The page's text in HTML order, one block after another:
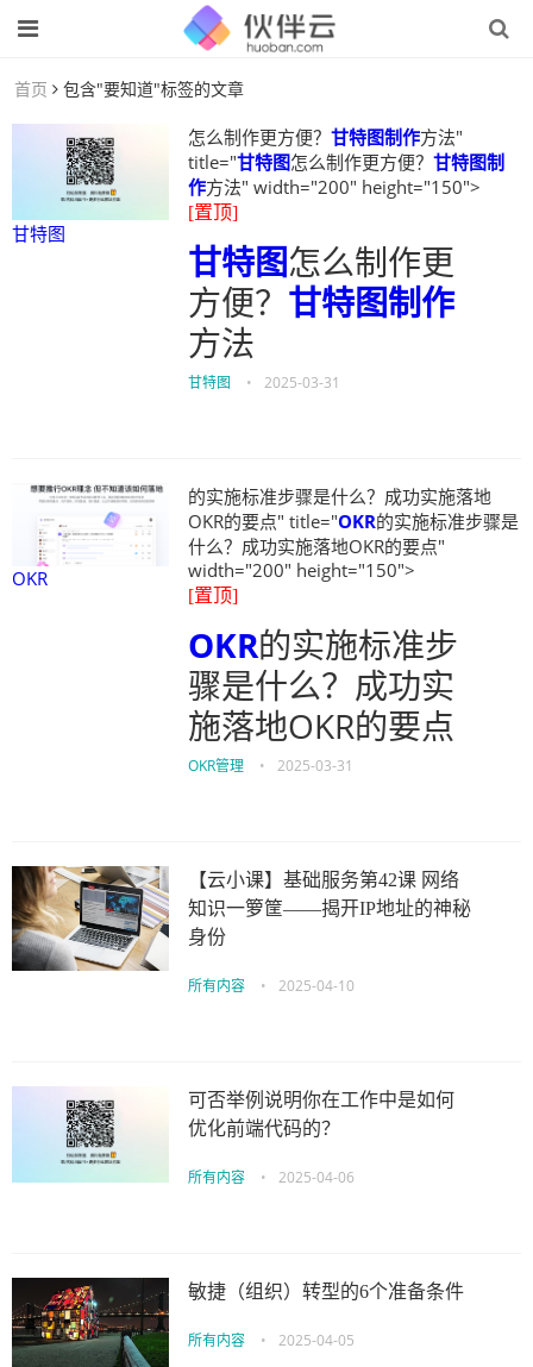
首页 包含"要知道"标签的文章
甘特图
怎么制作更方便？ 甘特图制作方法"
title="甘特图怎么制作更方便？ 甘特图制
作方法" width="200" height="150">
[置顶]
甘特图怎么制作更
方便？ 甘特图制作
方法
甘特图 • 2025-03-31
OKR
的实施标准步骤是什么？成功实施落地
OKR的要点" title="OKR的实施标准步骤是
什么？成功实施落地OKR的要点"
width="200" height="150">
[置顶]
OKR的实施标准步
骤是什么？成功实
施落地OKR的要点
OKR管理 • 2025-03-31
【云小课】基础服务第42课 网络
知识一箩筐——揭开IP地址的神秘
身份
所有内容 • 2025-04-10
可否举例说明你在工作中是如何
优化前端代码的？
所有内容 • 2025-04-06
敏捷（组织）转型的6个准备条件
所有内容 • 2025-04-05